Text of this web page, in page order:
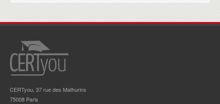
CERTyou, 37 rue des Mathurins
75008 Paris